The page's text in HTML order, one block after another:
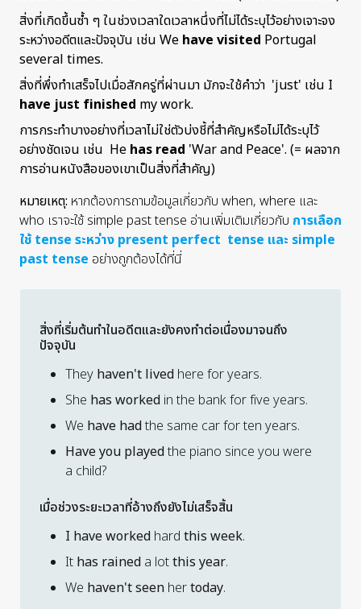
สิ่งที่เกิดขึ้นซ้ำ ๆ ในช่วงเวลาใดเวลาหนึ่งที่ไม่ได้ระบุไว้อย่างเจาะจง
ระหว่างอดีตและปัจจุบัน เช่น We have visited Portugal
several times.
สิ่งที่พึ่งทำเสร็จไปเมื่อสักครู่ที่ผ่านมา มักจะใช้คำว่า 'just' เช่น I
have just finished my work.
การกระทำบางอย่างที่เวลาไม่ใช่ตัวบ่งชี้ที่สำคัญหรือไม่ได้ระบุไว้
อย่างชัดเจน เช่น He has read 'War and Peace'. (= ผลจาก
การอ่านหนังสือของเขาเป็นสิ่งที่สำคัญ)
หมายเหตุ: หากต้องการถามข้อมูลเกี่ยวกับ when, where และ
who เราจะใช้ simple past tense อ่านเพิ่มเติมเกี่ยวกับ การเลือก
ใช้ tense ระหว่าง present perfect tense และ simple
past tense อย่างถูกต้องได้ที่นี่
สิ่งที่เริ่มต้นทำในอดีตและยังคงทำต่อเนื่องมาจนถึง
ปัจจุบัน
They haven't lived here for years.
She has worked in the bank for five years.
We have hadthe same car for ten years.
Have you playedthe piano since you were
a child?
เมื่อช่วงระยะเวลาที่อ้างถึงยังไม่เสร็จสิ้น
I have worked hard this week.
It has rained a lotthis year.
We haven't seen hertoday.